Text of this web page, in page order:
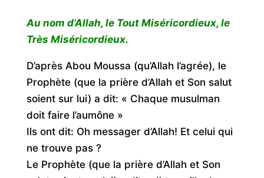
Au nom d’Allah, le Tout Miséricordieux, le
Très Miséricordieux.
D’après Abou Moussa (qu’Allah l’agrée), le
Prophète (que la prière d’Allah et Son salut
soient sur lui) a dit: « Chaque musulman
doit faire l’aumône »
Ils ont dit: Oh messager d’Allah! Et celui qui
ne trouve pas ?
Le Prophète (que la prière d’Allah et Son